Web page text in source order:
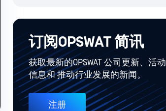
订阅OPSWAT 简讯
获取最新的OPSWAT 公司更新、活动
信息和 推动行业发展的新闻。
注册